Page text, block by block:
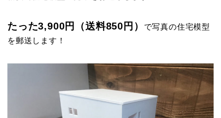
たった3,900円（送料850円）
で写真の住宅模型
を郵送します！